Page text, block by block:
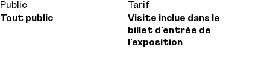
Public
Tout public
Tarif
Visite inclue dans le
billet d'entrée de
l'exposition